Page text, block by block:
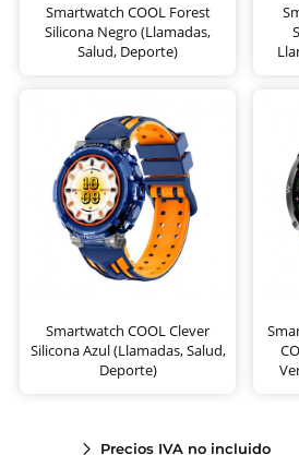
Smartwatch COOL Forest
Silicona Negro (Llamadas,
Salud, Deporte)
Smartwatch COOL Clever
Silicona Azul (Llamadas, Salud,
Deporte)
Precios IVA no incluido